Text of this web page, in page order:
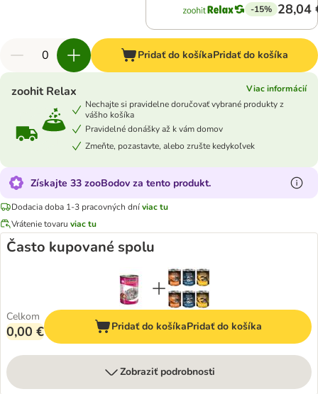
-15% 28,04
Pridať do košíkaPridať do košíka
zoohit Relax
Viac informácií
Nechajte si pravidelne doručovať vybrané produkty z
vášho košíka
Pravidelné donášky až k vám domov
Zmeňte, pozastavte, alebo zrušte kedykoľvek
Získajte 33 zooBodov za tento produkt.
Dodacia doba 1-3 pracovných dníviac tu
Vrátenie tovaru viac tu
Často kupované spolu
Celkom
0,00 € Pridať do košíkaPridať do košíka
Zobraziť podrobnosti